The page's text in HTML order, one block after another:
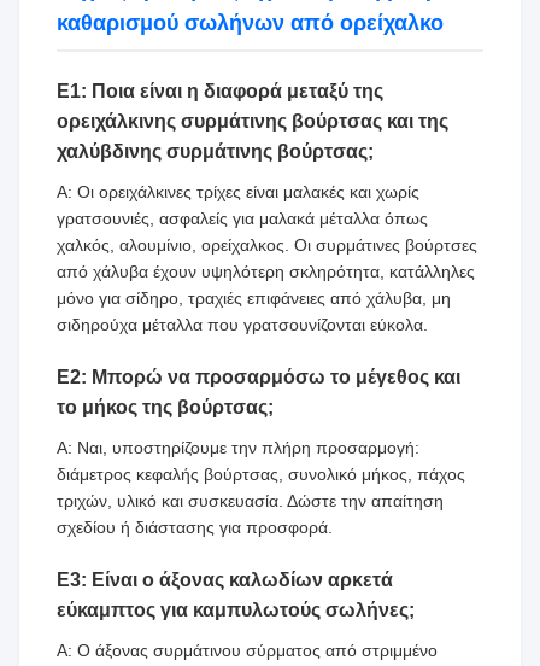
καθαρισμού σωλήνων από ορείχαλκο
Ε1: Ποια είναι η διαφορά μεταξύ της
ορειχάλκινης συρμάτινης βούρτσας και της
χαλύβδινης συρμάτινης βούρτσας;
Α: Οι ορειχάλκινες τρίχες είναι μαλακές και χωρίς
γρατσουνιές, ασφαλείς για μαλακά μέταλλα όπως
χαλκός, αλουμίνιο, ορείχαλκος. Οι συρμάτινες βούρτσες
από χάλυβα έχουν υψηλότερη σκληρότητα, κατάλληλες
μόνο για σίδηρο, τραχιές επιφάνειες από χάλυβα, μη
σιδηρούχα μέταλλα που γρατσουνίζονται εύκολα.
Ε2: Μπορώ να προσαρμόσω το μέγεθος και
το μήκος της βούρτσας;
Α: Ναι, υποστηρίζουμε την πλήρη προσαρμογή:
διάμετρος κεφαλής βούρτσας, συνολικό μήκος, πάχος
τριχών, υλικό και συσκευασία. Δώστε την απαίτηση
σχεδίου ή διάστασης για προσφορά.
Ε3: Είναι ο άξονας καλωδίων αρκετά
εύκαμπτος για καμπυλωτούς σωλήνες;
Α: Ο άξονας συρμάτινου σύρματος από στριμμένο